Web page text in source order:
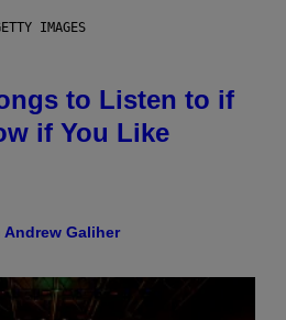
IMAGES
to Listen to if
if You Like
Andrew Galiher